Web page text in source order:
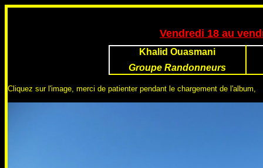
Vendredi 18 au
Khalid Ouasmani
Groupe Randonneurs
Cliquez sur l'image, merci de patienter pendant le chargement de l'album,